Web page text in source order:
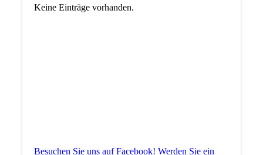
Keine Einträge vorhanden.
Besuchen Sie uns auf Facebook! Werden Sie ein